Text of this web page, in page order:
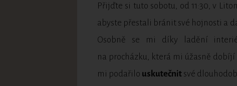
Přijďte si tuto sobotu, od 11:30, v
abyste přestali bránit své hojnosti a
Osobně se mi díky ladění
na procházku, která mi úžasně
mi podařilo uskutečnit své